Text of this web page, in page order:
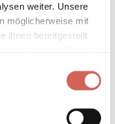
weiter. Unsere
möglicherweise mit
ihnen bereitgestellt